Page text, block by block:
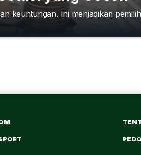
keuntungan. Ini menjadikan